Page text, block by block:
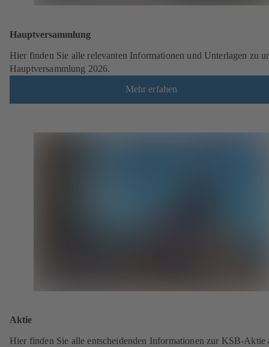
Hauptversammlung
Hier finden Sie alle relevanten Informationen und Unterlagen zu
Hauptversammlung 2026.
Mehr erfahen
Aktie
Hier finden Sie alle entscheidenden Informationen zur KSB-Aktie